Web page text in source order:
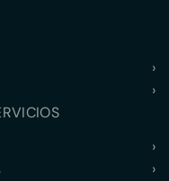
›
›
›
›